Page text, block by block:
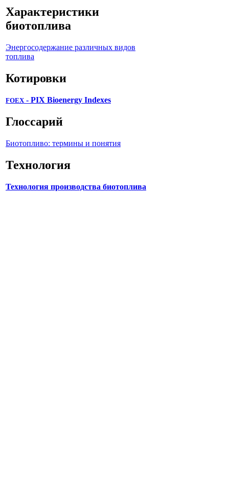
Характеристики
биотоплива
Энергосодержание различных видов
топлива
Котировки
FOEX - PIX Bioenergy Indexes
Глоссарий
Биотопливо: термины и понятия
Технология
Технология производства биотоплива